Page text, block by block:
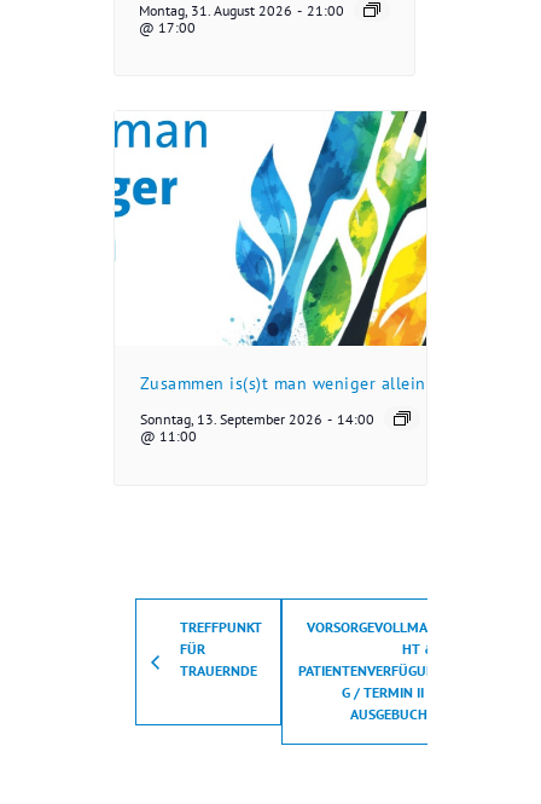
Montag, 31. August 2026
@ 17:00
- 21:00
Zusammen is(s)t man weniger allein
Sonntag, 13. September 2026
@ 11:00
- 14:00
TREFFPUNKT
FÜR
TRAUERNDE
VORSORGEVOLLMAC
HT &
PATIENTENVERFÜGUN
G / TERMIN II –
AUSGEBUCHT